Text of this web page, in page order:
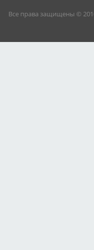
Все права защищены ©